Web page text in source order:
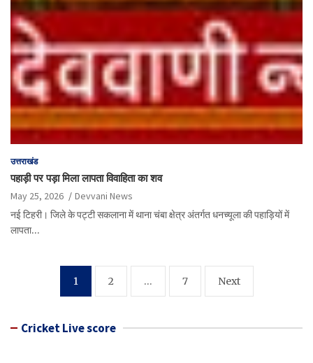
उत्तराखंड
पहाड़ी पर पड़ा मिला लापता विवाहिता का शव
May 25, 2026
Devvani News
नई टिहरी। जिले के पट्टी सकलाना में थाना चंबा क्षेत्र अंतर्गत धनच्यूला की पहाड़ियों में
लापता…
pagination
1 2 … 7 Next
Cricket Live score